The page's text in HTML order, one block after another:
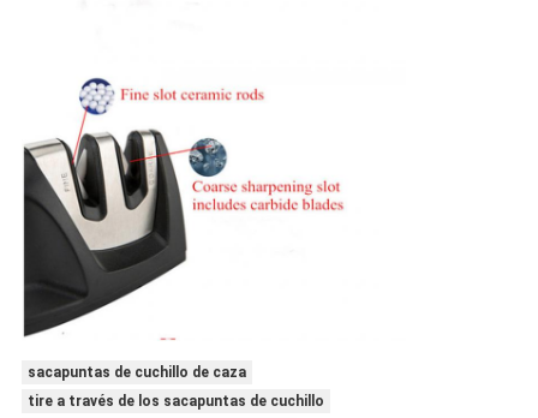
sacapuntas de cuchillo de caza
tire a través de los sacapuntas de cuchillo